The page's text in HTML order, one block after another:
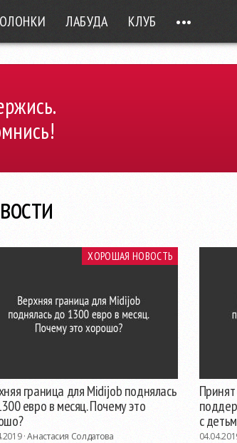
ЛАБУДА КЛУБ •••
ХОРОШАЯ НОВОСТЬ
граница для Midijob поднялась
евро в месяц. Почему это
·Анастасия Солдатова
с